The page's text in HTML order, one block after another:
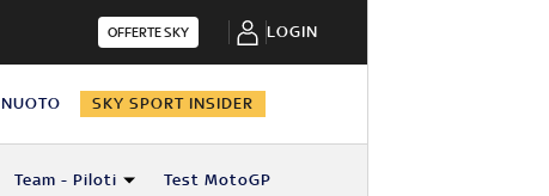
OFFERTE SKY LOGIN
SKY SPORT INSIDER
Team - Piloti Test MotoGP